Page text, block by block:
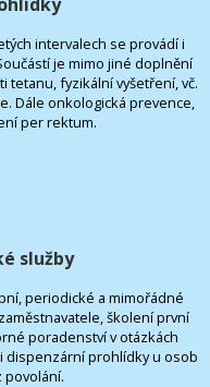
intervalech se provádí i
je mimo jiné doplnění
fyzikální vyšetření, vč.
Dále onkologická prevence,
per rektum.
služby
periodické a mimořádné
školení první
poradenství v otázkách
dispenzární prohlídky u osob
povolání.